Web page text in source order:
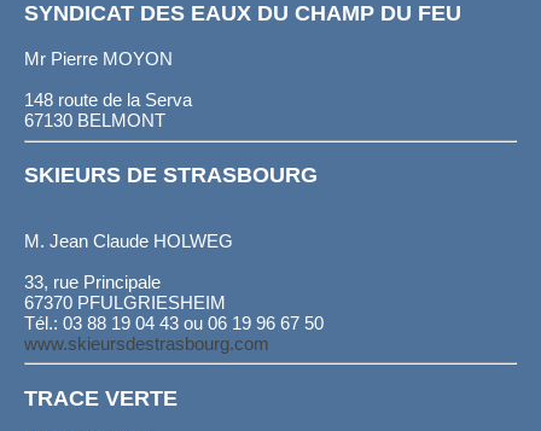
SYNDICAT DES EAUX DU CHAMP DU FEU
Mr Pierre MOYON
148 route de la Serva
67130 BELMONT
SKIEURS DE STRASBOURG
M. Jean Claude HOLWEG
33, rue Principale
67370 PFULGRIESHEIM
Tél.: 03 88 19 04 43 ou 06 19 96 67 50
www.skieursdestrasbourg.com
TRACE VERTE